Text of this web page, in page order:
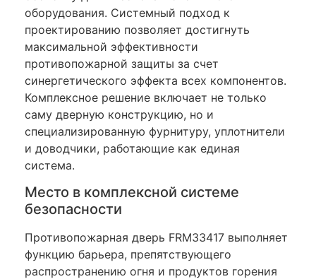
оборудования. Системный подход к
проектированию позволяет достигнуть
максимальной эффективности
противопожарной защиты за счет
синергетического эффекта всех компонентов.
Комплексное решение включает не только
саму дверную конструкцию, но и
специализированную фурнитуру, уплотнители
и доводчики, работающие как единая
система.
Место в комплексной системе
безопасности
Противопожарная дверь FRM33417 выполняет
функцию барьера, препятствующего
распространению огня и продуктов горения